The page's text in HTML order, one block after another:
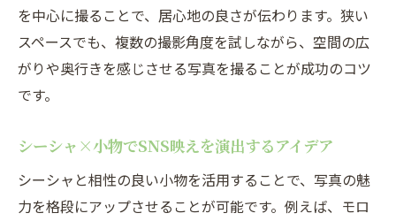
を中心に撮ることで、居心地の良さが伝わります。狭い
スペースでも、複数の撮影角度を試しながら、空間の広
がりや奥行きを感じさせる写真を撮ることが成功のコツ
です。
シーシャ×小物でSNS映えを演出するアイデア
シーシャと相性の良い小物を活用することで、写真の魅
力を格段にアップさせることが可能です。例えば、モロ